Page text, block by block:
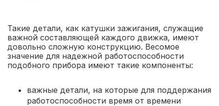
Такие детали, как катушки зажигания, служащие
важной составляющей каждого движка, имеют
довольно сложную конструкцию. Весомое
значение для надежной работоспособности
подобного прибора имеют такие компоненты:
важные детали, на которые для поддержания
работоспособности время от времени